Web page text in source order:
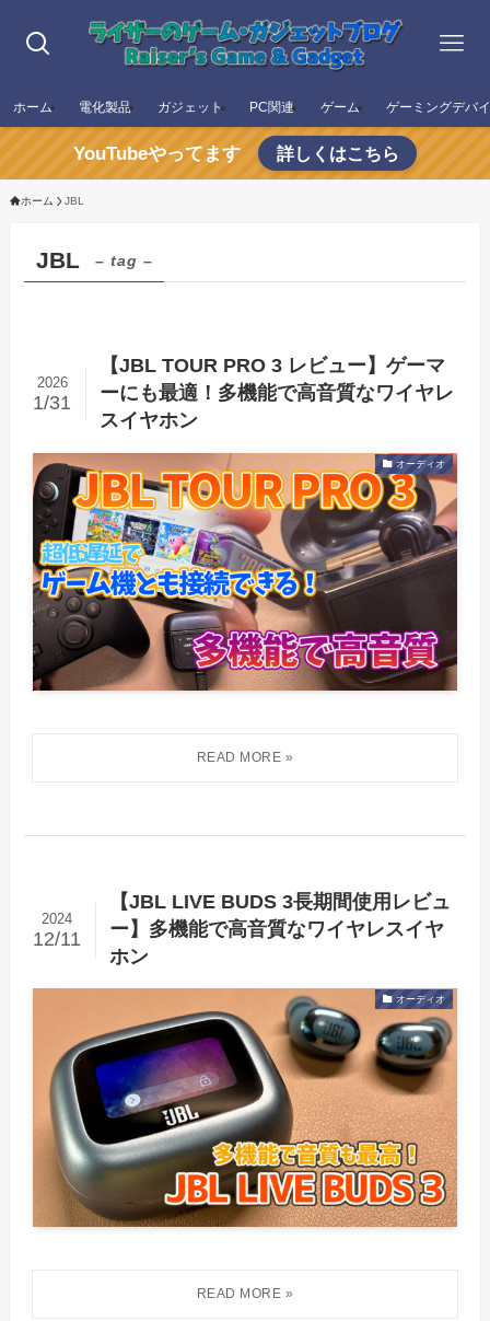
ホーム 電化製品 ガジェット PC関連 ゲーム ゲーミングデバ
YouTubeやってます 詳しくはこちら
ホーム JBL
JBL – tag –
【JBL TOUR PRO 3 レビュー】ゲーマ
ーにも最適！多機能で高音質なワイヤレ
スイヤホン
2026
1/31
オーディオ
【JBL LIVE BUDS 3長期間使用レビュ
ー】多機能で高音質なワイヤレスイヤ
ホン
2024
12/11
オーディオ